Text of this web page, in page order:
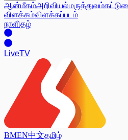
ஆன்மீகம்அறிவியல்மருத்துவம்
விளக்கம்விளக்கப்படம்
நாளிதழ்
LiveTV
BMEN中文தமிழ்